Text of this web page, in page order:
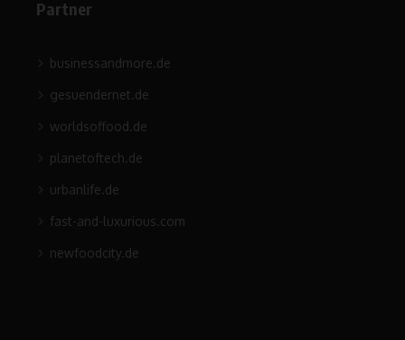
Partner
businessandmore.de
gesuendernet.de
worldsoffood.de
planetoftech.de
urbanlife.de
fast-and-luxurious.com
newfoodcity.de